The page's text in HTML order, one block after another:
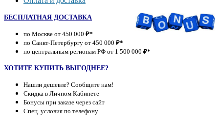
БЕСПЛАТНАЯ ДОСТАВКА
по Москве от 450 000 ₽*
по Санкт-Петербургу от 450 000 ₽*
по центральным регионам РФ от 1 500 000 ₽*
ХОТИТЕ КУПИТЬ ВЫГОДНЕЕ?
Нашли дешевле? Сообщите нам!
Скидка в Личном Кабинете
Бонусы при заказе через сайт
Спец. условия по телефону